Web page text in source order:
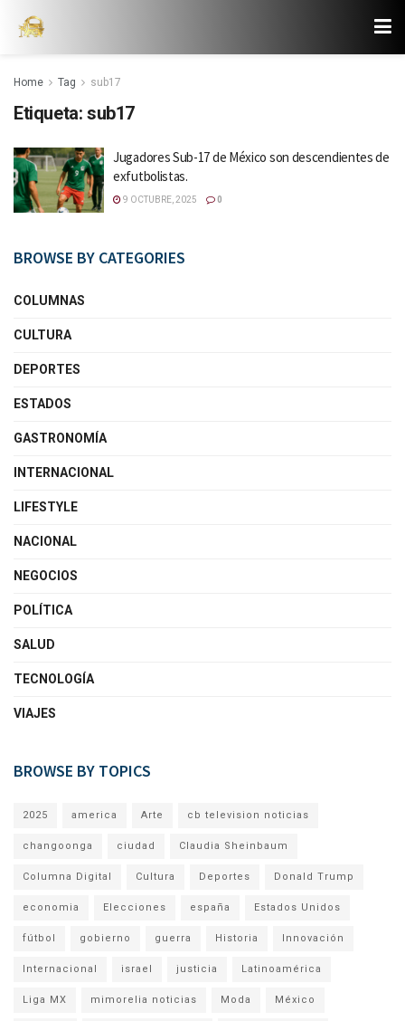
Home Tag sub17
Etiqueta: sub17
Jugadores Sub-17 de México son descendientes de
exfutbolistas.
9 OCTUBRE, 2025 0
BROWSE BY CATEGORIES
COLUMNAS
CULTURA
DEPORTES
ESTADOS
GASTRONOMÍA
INTERNACIONAL
LIFESTYLE
NACIONAL
NEGOCIOS
POLÍTICA
SALUD
TECNOLOGÍA
VIAJES
BROWSE BY TOPICS
2025 america Arte cb television noticias
changoonga ciudad Claudia Sheinbaum
Columna Digital Cultura Deportes Donald Trump
economia Elecciones españa Estados Unidos
fútbol gobierno guerra Historia Innovación
Internacional israel justicia Latinoamérica
Liga MX mimorelia noticias Moda México